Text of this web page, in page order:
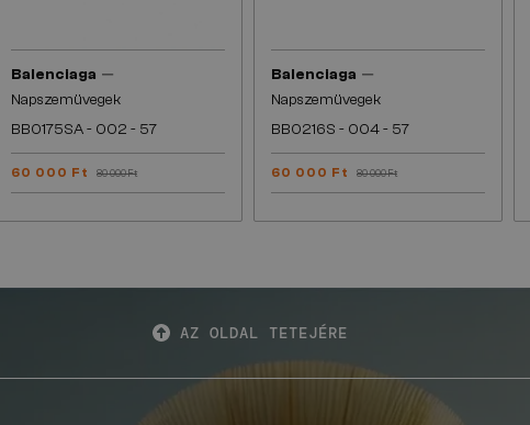
Balenciaga —
Napszemüvegek
BB0175SA - 002 - 57
60 000 Ft 80 000 Ft
Balenciaga —
Napszemüvegek
BB0216S - 004 - 57
60 000 Ft 80 000 Ft
AZ OLDAL TETEJÉRE